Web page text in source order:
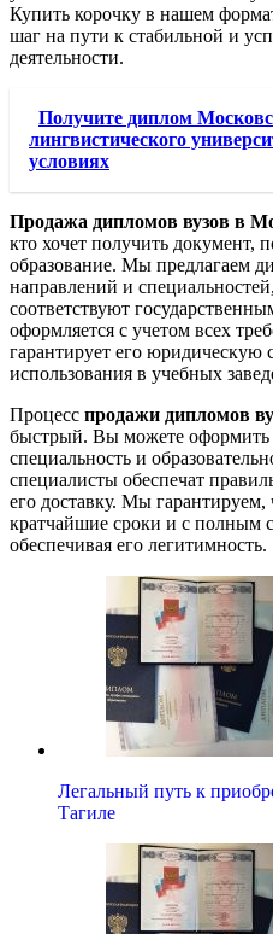
Купить корочку в нашем
шаг на пути к стабильной и
деятельности.
Получите диплом
лингвистического
условиях
Продажа дипломов вузов в
кто хочет получить
образование. Мы предлагаем
направлений и
соответствуют
оформляется с учетом всех
гарантирует его юридическую
использования в учебных
Процесс продажи дипломов
быстрый. Вы можете оформить
специальность и
специалисты обеспечат
его доставку. Мы гарантируем,
кратчайшие сроки и с полным
обеспечивая его легитимность.
Легальный путь к
Тагиле